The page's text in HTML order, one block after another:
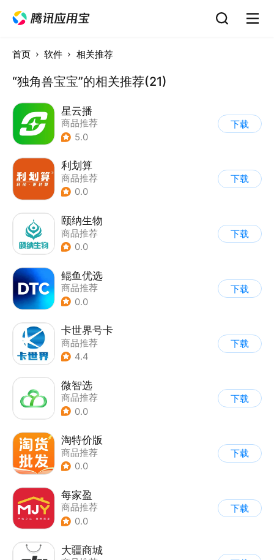
首页 软件 相关推荐
“独角兽宝宝”的相关推荐(21)
星云播
商品推荐
5.0
下载
利划算
商品推荐
0.0
下载
颐纳生物
商品推荐
0.0
下载
鲲鱼优选
商品推荐
0.0
下载
卡世界号卡
商品推荐
4.4
下载
微智选
商品推荐
0.0
下载
淘特价版
商品推荐
0.0
下载
每家盈
商品推荐
0.0
下载
大疆商城